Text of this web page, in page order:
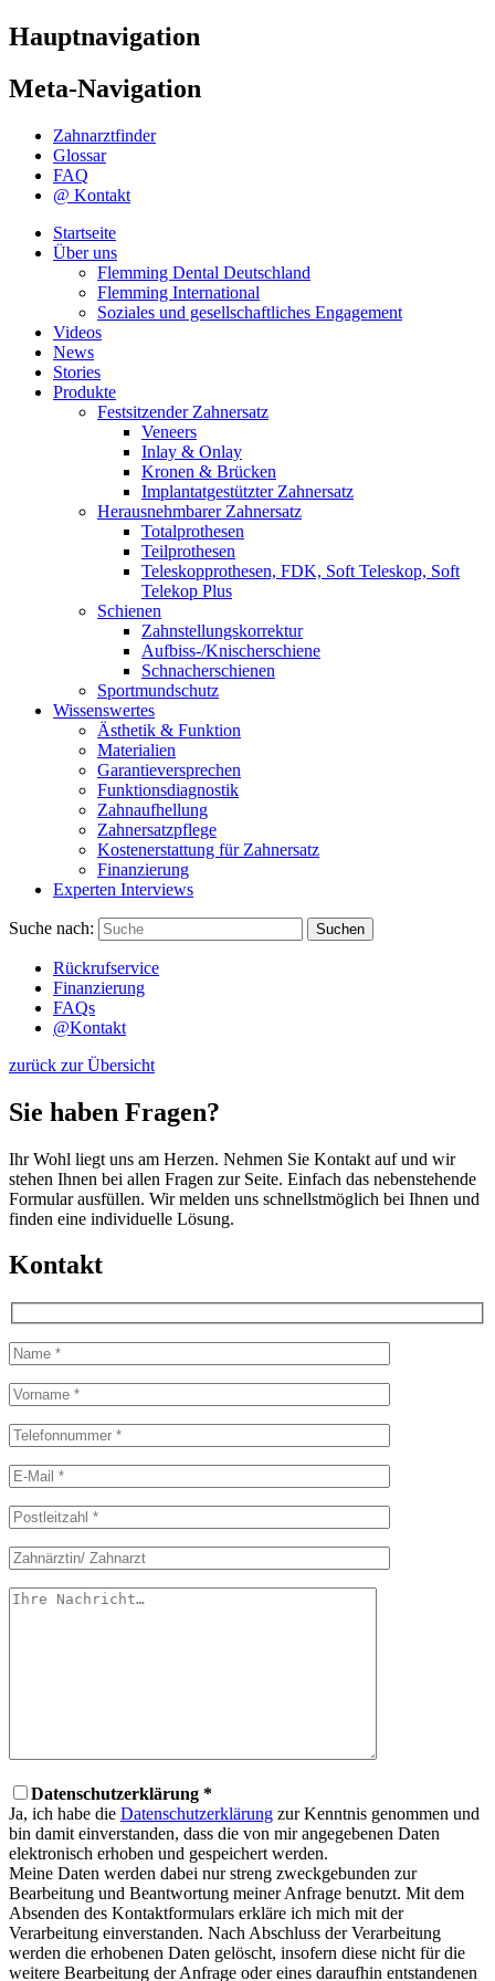
Hauptnavigation
Meta-Navigation
Zahnarztfinder
Glossar
FAQ
@ Kontakt
Startseite
Über uns
Flemming Dental Deutschland
Flemming International
Soziales und gesellschaftliches Engagement
Videos
News
Stories
Produkte
Festsitzender Zahnersatz
Veneers
Inlay & Onlay
Kronen & Brücken
Implantatgestützter Zahnersatz
Herausnehmbarer Zahnersatz
Totalprothesen
Teilprothesen
Teleskopprothesen, FDK, Soft Teleskop, Soft
Telekop Plus
Schienen
Zahnstellungskorrektur
Aufbiss-/Knischerschiene
Schnacherschienen
Sportmundschutz
Wissenswertes
Ästhetik & Funktion
Materialien
Garantieversprechen
Funktionsdiagnostik
Zahnaufhellung
Zahnersatzpflege
Kostenerstattung für Zahnersatz
Finanzierung
Experten Interviews
Suche nach: Suchen
Rückrufservice
Finanzierung
FAQs
@Kontakt
zurück zur Übersicht
Sie haben Fragen?
Ihr Wohl liegt uns am Herzen. Nehmen Sie Kontakt auf und wir
stehen Ihnen bei allen Fragen zur Seite. Einfach das nebenstehende
Formular ausfüllen. Wir melden uns schnellstmöglich bei Ihnen und
finden eine individuelle Lösung.
Kontakt
Datenschutzerklärung *
Ja, ich habe die Datenschutzerklärung zur Kenntnis genommen und
bin damit einverstanden, dass die von mir angegebenen Daten
elektronisch erhoben und gespeichert werden.
Meine Daten werden dabei nur streng zweckgebunden zur
Bearbeitung und Beantwortung meiner Anfrage benutzt. Mit dem
Absenden des Kontaktformulars erkläre ich mich mit der
Verarbeitung einverstanden. Nach Abschluss der Verarbeitung
werden die erhobenen Daten gelöscht, insofern diese nicht für die
weitere Bearbeitung der Anfrage oder eines daraufhin entstandenen